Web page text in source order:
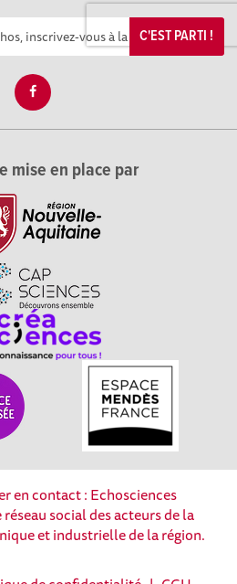
C'EST PARTI !
mise en place par
en contact : Echosciences
social des acteurs de la
et industrielle de la région.